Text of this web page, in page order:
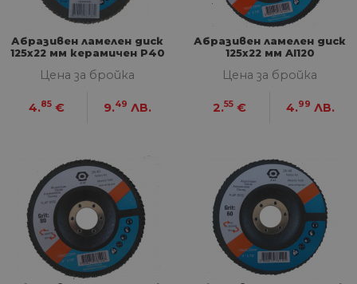
Абразивен ламелен диск
125х22 мм керамичен P40
Цена за бройка
4.85 € 9.49 ЛВ.
Абразивен ламелен диск
125х22 мм Al120
Цена за бройка
2.55 € 4.99 ЛВ.